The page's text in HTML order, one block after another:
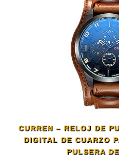
CURREN – RELOJ DE
DIGITAL DE CUARZO
PULSERA